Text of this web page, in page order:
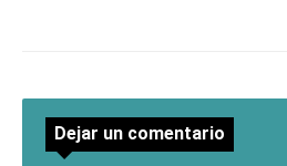
Dejar un comentario